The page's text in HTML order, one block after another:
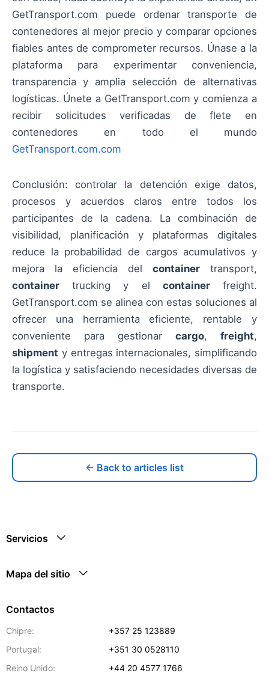
GetTransport.com puede ordenar transporte de
contenedores al mejor precio y comparar opciones
fiables antes de comprometer recursos. Únase a la
plataforma para experimentar conveniencia,
transparencia y amplia selección de alternativas
logísticas. Únete a GetTransport.com y comienza a
recibir solicitudes verificadas de flete en
contenedores en todo el mundo
GetTransport.com.com
Conclusión: controlar la detención exige datos,
procesos y acuerdos claros entre todos los
participantes de la cadena. La combinación de
visibilidad, planificación y plataformas digitales
reduce la probabilidad de cargos acumulativos y
mejora la eficiencia del container transport,
container trucking y el containerfreight.
GetTransport.com se alinea con estas soluciones al
ofrecer una herramienta eficiente, rentable y
conveniente para gestionar cargo, freight,
shipment y entregas internacionales, simplificando
la logística y satisfaciendo necesidades diversas de
transporte.
← Back to articles list
Servicios
Mapa del sitio
Contactos
Chipre:
+357 25 123889
Portugal:
+351 30 0528110
Reino Unido:
+44 20 4577 1766